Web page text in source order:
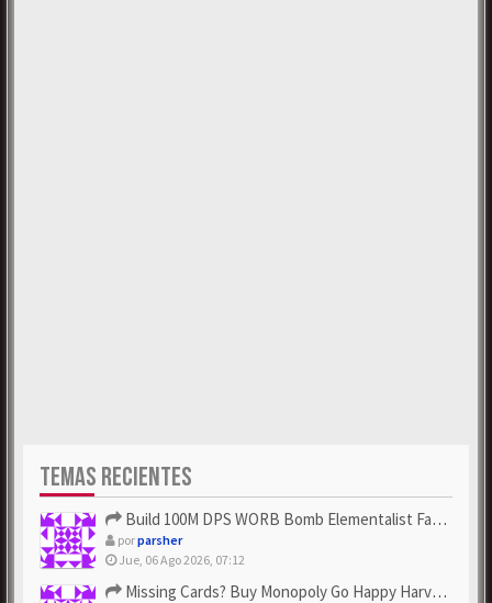
TEMAS RECIENTES
Build 100M DPS WORB Bomb Elementalist Fast - Grab POE Curren...
porparsher
Jue, 06 Ago 2026, 07:12
Missing Cards? Buy Monopoly Go Happy Harvest with Looney Tun...